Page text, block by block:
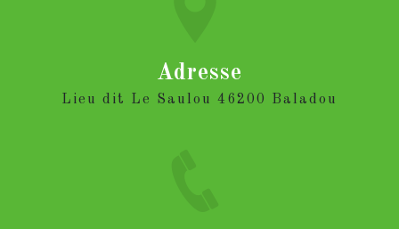
Adresse
Lieu dit Le Saulou 46200 Baladou